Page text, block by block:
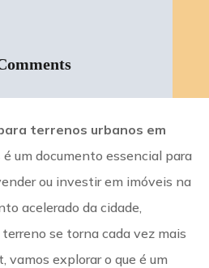
terrenos urbanos em
é um documento essencial para
ou investir em imóveis na
acelerado da cidade,
se torna cada vez mais
explorar o que é um